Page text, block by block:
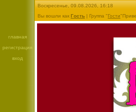
главная
регистрация
вход
Воскресенье, 09.08.2026, 16:18
Вы вошли как Гость | Группа "Гости